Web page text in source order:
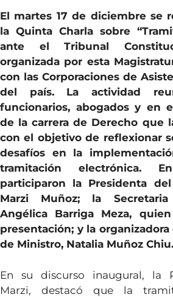
El martes 17 de diciembre se
la Quinta Charla sobre
ante el Tribunal
organizada por esta
con las Corporaciones de
del país. La actividad
funcionarios, abogados y en
de la carrera de Derecho que
con el objetivo de reflexionar
desafíos en la
tramitación electrónica.
participaron la Presidenta
Marzi Muñoz; la
Angélica Barriga Meza,
presentación; y la
de Ministro, Natalia Muñoz Chiu.
En su discurso inaugural, la
Marzi, destacó que la